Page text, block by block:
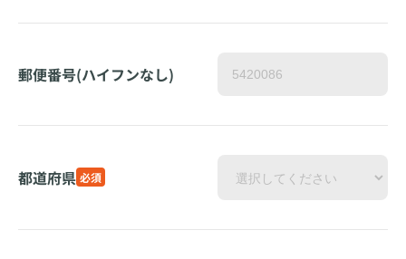
郵便番号(ハイフンなし)
都道府県 必須